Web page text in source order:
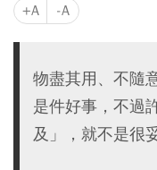
+A -A
物盡其用、不隨
是件好事，不過
及」，就不是很